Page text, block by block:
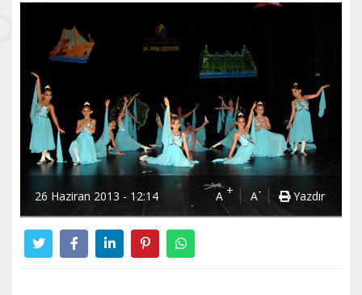
26 Haziran 2013 - 12:14 A + A- Yazdır